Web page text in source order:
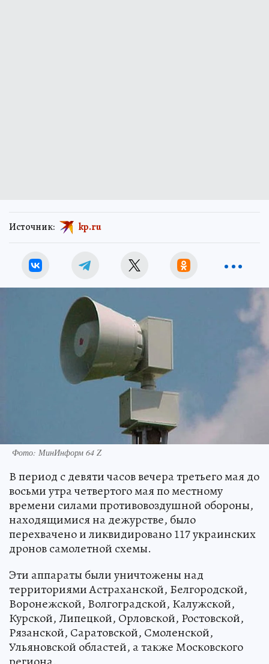
Источник: kp.ru
Фото: МинИнформ 64 Z
В период с девяти часов вечера третьего мая до
восьми утра четвертого мая по местному
времени силами противовоздушной обороны,
находящимися на дежурстве, было
перехвачено и ликвидировано 117 украинских
дронов самолетной схемы.
Эти аппараты были уничтожены над
территориями Астраханской, Белгородской,
Воронежской, Волгоградской, Калужской,
Курской, Липецкой, Орловской, Ростовской,
Рязанской, Саратовской, Смоленской,
Ульяновской областей, а также Московского